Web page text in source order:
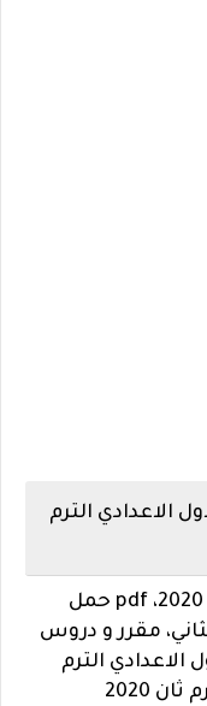
الاعدادي الترم
كتاب انجليزي اولى اعدادي ترم ثاني 2020، ‏pdf حمل
مقرر و دروس
الترم
2020